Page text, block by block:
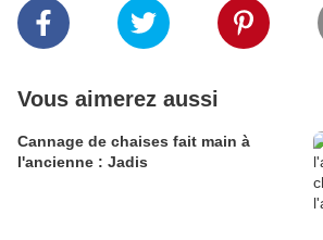
Vous aimerez aussi
Cannage de chaises fait main à
l'ancienne : Jadis